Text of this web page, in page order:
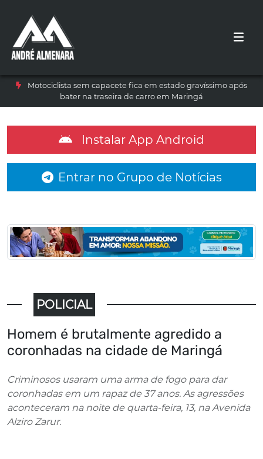
Motociclista sem capacete fica em estado gravíssimo após
bater na traseira de carro em Maringá
Instalar App Android
Entrar no Grupo de Notícias
POLICIAL
Homem é brutalmente agredido a
coronhadas na cidade de Maringá
Criminosos usaram uma arma de fogo para dar
coronhadas em um rapaz de 37 anos. As agressões
aconteceram na noite de quarta-feira, 13, na Avenida
Alziro Zarur.